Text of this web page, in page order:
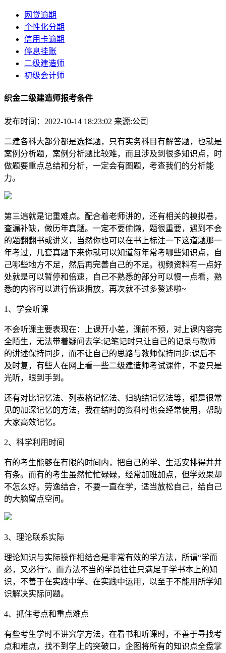
网贷逾期
个性化分期
信用卡逾期
停息挂账
二级建造师
初级会计师
织金二级建造师报考条件
发布时间：2022-10-14 18:23:02 来源:公司
二建各科大部分都是选择题，只有实务科目有解答题，也就是
案例分析题，案例分析题比较难，而且涉及到很多知识点，时
做题要重点总结和分析，一定会有图题，考查我们的分析能
力。
第三遍就是记重难点。配合着老师讲的，还有相关的模拟卷，
查漏补缺，做历年真题。一定不要偷懒，题很重要，遇到不会
的题翻翻书或讲义，当然你也可以在书上标注一下这道题那一
年考过，几套真题下来你就可以知道每年常考哪些知识点，自
己哪些地方不足，然后再完善自己的不足。视频资料有一点好
处就是可以暂停和倍速，自己不熟悉的部分可以慢一点看，熟
悉的内容可以进行倍速播放，再次就不过多赘述啦~
1、学会听课
不会听课主要表现在：上课开小差，课前不预，对上课内容完
全陌生，无法带着疑问去学;记笔记时只让自己的记录与教师
的讲述保持同步，而不让自己的思路与教师保持同步;课后不
及时复，有些人在网上看一些二级建造师考试课件，不要只是
光听，眼到手到。
还有对比记忆法、列表格记忆法、归纳结记忆法等，都是很常
见的加深记忆的方法，我在结时的资料时也会经常使用，帮助
大家高效记忆。
2、科学利用时间
有的考生能够在有限的时间内，把自己的学、生活安排得井井
有条。而有的考生虽然忙忙碌碌，经常加班加点，但学效果却
不怎么好。劳逸结合，不要一直在学，适当放松自己，给自己
的大脑留点空间。
3、理论联系实际
理论知识与实际操作相结合是非常有效的学方法，所谓“学而
必，又必行”。而方法不当的学员往往只满足于学书本上的知
识，不善于在实践中学、在实践中运用，以至于不能用所学知
识解决实际问题。
4、抓住考点和重点难点
有些考生学时不讲究学方法，在看书和听课时，不善于寻找考
点和难点，找不到学上的突破口，企图将所有的知识点全盘掌